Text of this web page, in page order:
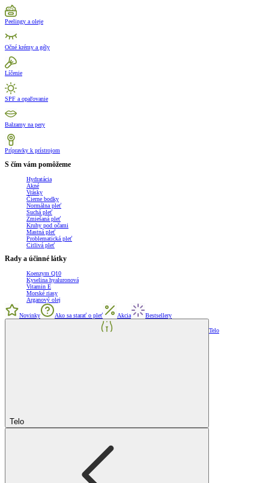
Peelingy a oleje
Očné krémy a gély
Líčenie
SPF a opaľovanie
Balzamy na pery
Prípravky k prístrojom
S čím vám pomôžeme
Hydratácia
Akné
Vrásky
Čierne bodky
Normálna pleť
Suchá pleť
Zmiešaná pleť
Kruhy pod očami
Mastná pleť
Problematická pleť
Citlivá pleť
Rady a účinné látky
Koenzym Q10
Kyselina hyaluronová
Vitamin E
Morské riasy
Arganový olej
Novinky Ako sa starať o pleť Akcia Bestsellery
Telo
Telo